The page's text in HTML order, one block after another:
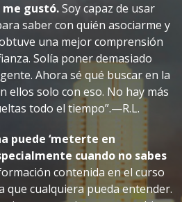
me gustó.Soy capaz de usar
saber con quién asociarme y
una mejor comprensión
Solía poner demasiado
Ahora sé qué buscar en la
ellos solo con eso. No hay más
todo el tiempo”.—R.L.
puede ‘meterte en
cuando no sabes
contenida en el curso
que cualquiera pueda entender.